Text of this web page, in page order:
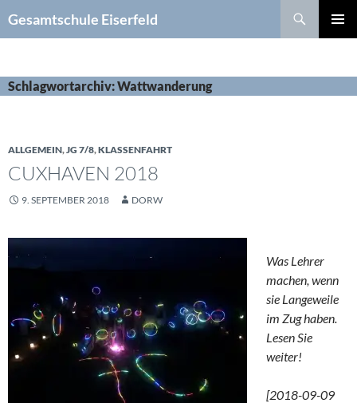
Inhalt
Gesamtschule Eiserfeld
Schlagwortarchiv: Wattwanderung
ALLGEMEIN,JG 7/8,KLASSENFAHRT
CUXHAVEN 2018
9. SEPTEMBER 2018 DORW
Was Lehrer
machen, wenn
sie Langeweile
im Zug haben.
Lesen Sie
weiter!
[2018-09-09